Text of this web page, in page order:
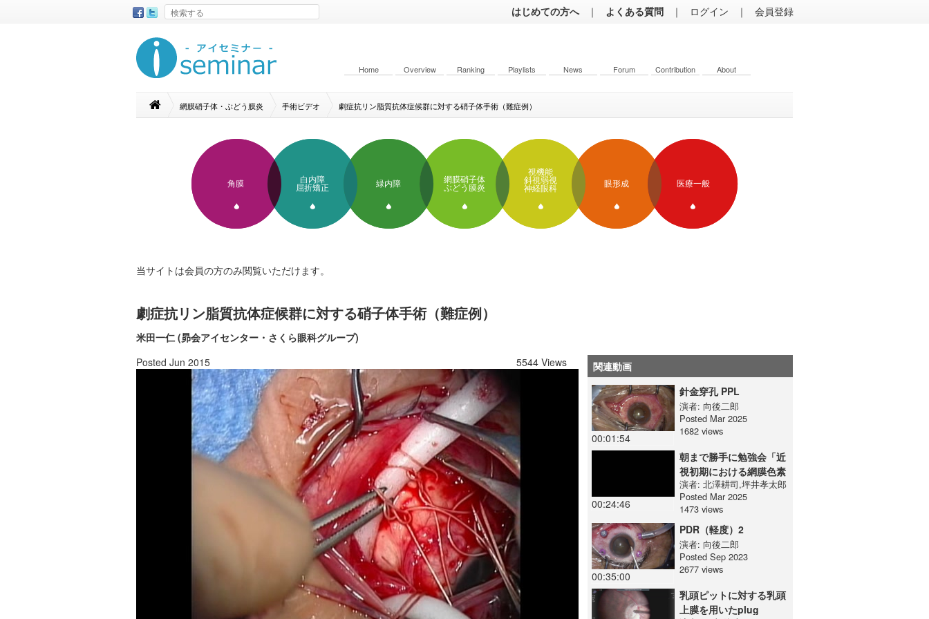
はじめての方へ ｜ よくある質問 ｜ ログイン ｜ 会員登録
Home Overview Ranking Playlists News Forum Contribution About
網膜硝子体・ぶどう膜炎 手術ビデオ 劇症抗リン脂質抗体症候群に対する硝子体手術（難症例）
角膜
白内障
屈折矯正
緑内障
網膜硝子体
ぶどう膜炎
視機能
斜視弱視
神経眼科
眼形成 医療一般
当サイトは会員の方のみ閲覧いただけます。
劇症抗リン脂質抗体症候群に対する硝子体手術（難症例）
米田一仁 (昴会アイセンター・さくら眼科グループ)
Posted Jun 2015
5544 Views 関連動画
00:01:54
針金穿孔 PPL
演者: 向後二郎
Posted Mar 2025
1682 views
00:24:46
朝まで勝手に勉強会「近
視初期における網膜色素
上皮細胞の遺伝子発現解
析」
演者:北澤耕司,坪井孝太郎
Posted Mar 2025
1473 views
00:35:00
PDR（軽度）2
演者: 向後二郎
Posted Sep 2023
2677 views
乳頭ピットに対する乳頭
上膜を用いたplug